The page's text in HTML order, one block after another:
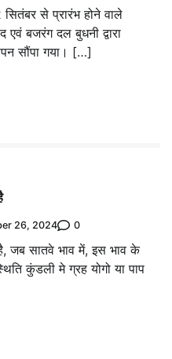
से प्रारंभ होने वाले
एवं बजरंग दल बुधनी द्वारा
सौंपा गया। […]
26, 2024 0
जब सातवे भाव में, इस भाव के
कुंडली मे ग्रह योगो या पाप